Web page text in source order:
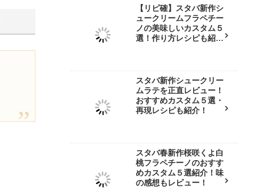
【リピ確】スタバ新作シ
ュークリームフラペチー
ノの美味しいカスタム５
選！作り方レシピも紹
スタバ新作シュークリー
ムラテを正直レビュー！
おすすめカスタム５選・
再現レシピも紹介！
スタバ春新作桜咲くよ白
桃フラペチーノのおすす
めカスタム５選紹介！味
の感想もレビュー！